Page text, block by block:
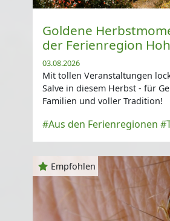
Goldene
der Ferienregion
03.08.2026
Mit tollen Veranstaltungen
Salve in diesem Herbst - für
Familien und voller Tradition!
#Aus den Ferienregionen
Empfohlen